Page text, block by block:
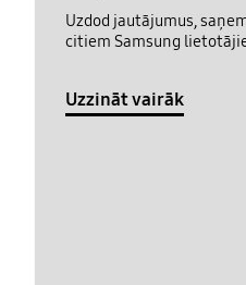
Uzdod jautājumus,
citiem Samsung
Uzzināt vairāk